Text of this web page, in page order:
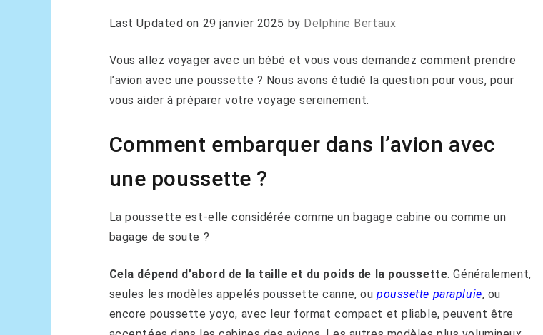
Last Updated on 29 janvier 2025 by Delphine Bertaux
Vous allez voyager avec un bébé et vous vous demandez comment prendre
l’avion avec une poussette ? Nous avons étudié la question pour vous, pour
vous aider à préparer votre voyage sereinement.
Comment embarquer dans l’avion avec
une poussette ?
La poussette est-elle considérée comme un bagage cabine ou comme un
bagage de soute ?
Cela dépend d’abord de la taille et du poids de la poussette. Généralement,
seules les modèles appelés poussette canne, ou poussette parapluie, ou
encore poussette yoyo, avec leur format compact et pliable, peuvent être